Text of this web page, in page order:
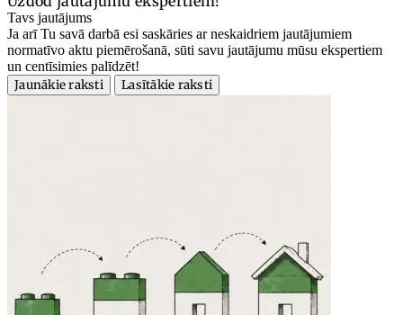
Tavs jautājums
Ja arī Tu savā darbā esi saskāries ar neskaidriem jautājumiem
normatīvo aktu piemērošanā, sūti savu jautājumu mūsu ekspertiem
un centīsimies palīdzēt!
Jaunākie raksti
Lasītākie raksti